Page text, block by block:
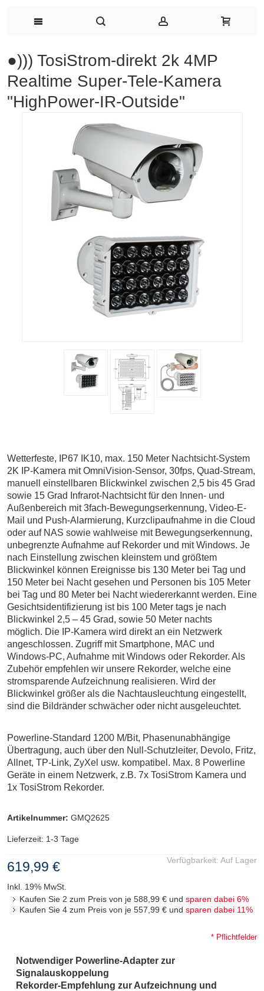
●))) TosiStrom-direkt 2k 4MP
Realtime Super-Tele-Kamera
"HighPower-IR-Outside"
Wetterfeste, IP67 IK10, max. 150 Meter Nachtsicht-System
2K IP-Kamera mit OmniVision-Sensor, 30fps, Quad-Stream,
manuell einstellbaren Blickwinkel zwischen 2,5 bis 45 Grad
sowie 15 Grad Infrarot-Nachtsicht für den Innen- und
Außenbereich mit 3fach-Bewegungserkennung, Video-E-
Mail und Push-Alarmierung, Kurzclipaufnahme in die Cloud
oder auf NAS sowie wahlweise mit Bewegungserkennung,
unbegrenzte Aufnahme auf Rekorder und mit Windows. Je
nach Einstellung zwischen kleinstem und größtem
Blickwinkel können Ereignisse bis 130 Meter bei Tag und
150 Meter bei Nacht gesehen und Personen bis 105 Meter
bei Tag und 80 Meter bei Nacht wiedererkannt werden. Eine
Gesichtsidentifizierung ist bis 100 Meter tags je nach
Blickwinkel 2,5 – 45 Grad, sowie 50 Meter nachts
möglich. Die IP-Kamera wird direkt an ein Netzwerk
angeschlossen. Zugriff mit Smartphone, MAC und
Windows-PC, Aufnahme mit Windows oder Rekorder. Als
Zubehör empfehlen wir unsere Rekorder, welche eine
stromsparende Aufzeichnung realisieren. Wird der
Blickwinkel größer als die Nachtausleuchtung eingestellt,
sind die Bildränder schwächer oder nicht ausgeleuchtet.
Powerline-Standard 1200 M/Bit, Phasenunabhängige
Übertragung, auch über den Null-Schutzleiter, Devolo, Fritz,
Allnet, TP-Link, ZyXel usw. kompatibel. Max. 8 Powerline
Geräte in einem Netzwerk, z.B. 7x TosiStrom Kamera und
1x TosiStrom Rekorder.
Artikelnummer: GMQ2625
Lieferzeit: 1-3 Tage
Verfügbarkeit: Auf Lager
619,99 €
Inkl. 19% MwSt.
Kaufen Sie 2 zum Preis von je 588,99 € und sparen dabei 6%
Kaufen Sie 4 zum Preis von je 557,99 € und sparen dabei 11%
Notwendiger Powerline-Adapter zur
Signalauskoppelung
Rekorder-Empfehlung zur Aufzeichnung und
* Pflichtfelder